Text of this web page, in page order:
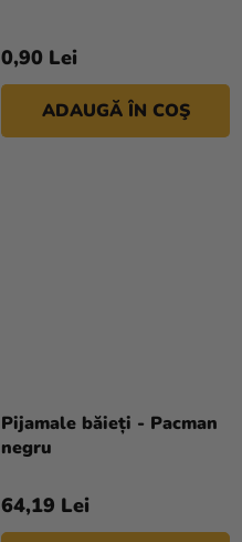
0,90 Lei
ADAUGĂ ÎN COŞ
Pijamale băieți - Pacman
negru
64,19 Lei